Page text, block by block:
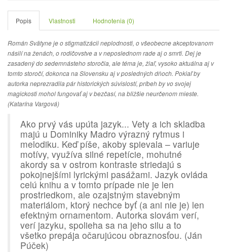
Popis Vlastnosti Hodnotenia (0)
Román Svätyne je o stigmatizácii neplodnosti, o všeobecne akceptovanom
násilí na ženách, o rodičovstve a v neposlednom rade aj o smrti. Dej je
zasadený do sedemnásteho storočia, ale téma je, žiaľ, vysoko aktuálna aj v
tomto storočí, dokonca na Slovensku aj v posledných dňoch. Pokiaľ by
autorka neprezradila pár historických súvislostí, príbeh by vo svojej
magickosti mohol fungovať aj v bezčasí, na bližšie neurčenom mieste.
(Katarína Vargová)
Ako prvý vás upúta jazyk... Vety a ich skladba
majú u Dominiky Madro výrazný rytmus i
melodiku. Keď píše, akoby spievala – variuje
motívy, využíva silné repetície, mohutné
akordy sa v ostrom kontraste striedajú s
pokojnejšími lyrickými pasážami. Jazyk ovláda
celú knihu a v tomto prípade nie je len
prostriedkom, ale ozajstným stavebným
materiálom, ktorý nechce byť (a ani nie je) len
efektným ornamentom. Autorka slovám verí,
verí jazyku, spolieha sa na jeho silu a to
všetko prepája očarujúcou obraznosťou. (Ján
Púček)